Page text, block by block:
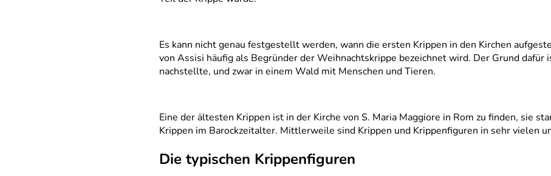
Es kann nicht genau festgestellt werden, wann die ersten Krippen in den Kirchen
von Assisi häufig als Begründer der Weihnachtskrippe bezeichnet wird. Der Grund dafür
nachstellte, und zwar in einem Wald mit Menschen und Tieren.
Eine der ältesten Krippen ist in der Kirche von S. Maria Maggiore in Rom zu finden, sie
Krippen im Barockzeitalter. Mittlerweile sind Krippen und Krippenfiguren in sehr vielen
Die typischen Krippenfiguren